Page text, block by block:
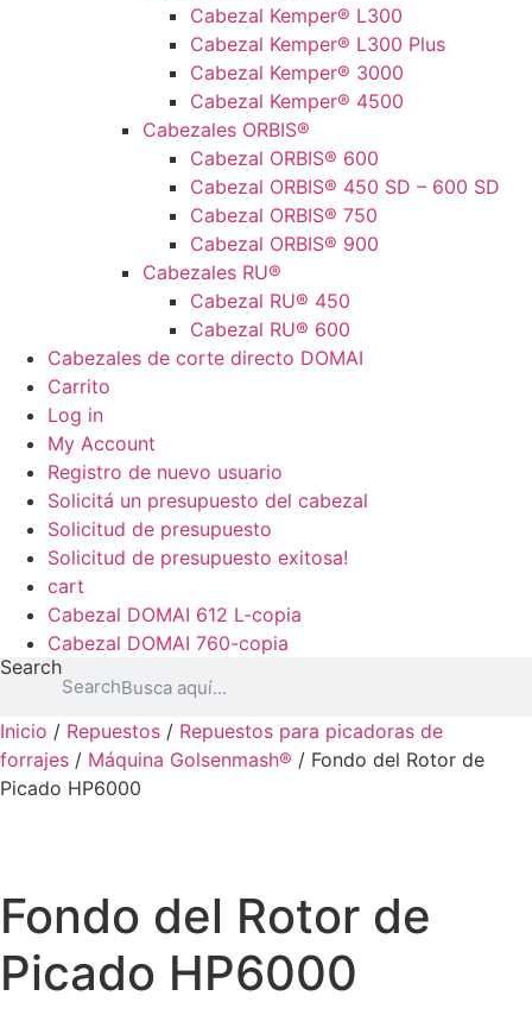
Cabezal Kemper® L300
Cabezal Kemper® L300 Plus
Cabezal Kemper® 3000
Cabezal Kemper® 4500
Cabezales ORBIS®
Cabezal ORBIS® 600
Cabezal ORBIS® 450 SD – 600 SD
Cabezal ORBIS® 750
Cabezal ORBIS® 900
Cabezales RU®
Cabezal RU® 450
Cabezal RU® 600
Cabezales de corte directo DOMAI
Carrito
Log in
My Account
Registro de nuevo usuario
Solicitá un presupuesto del cabezal
Solicitud de presupuesto
Solicitud de presupuesto exitosa!
cart
Cabezal DOMAI 612 L-copia
Cabezal DOMAI 760-copia
Search
Search
Inicio / Repuestos / Repuestos para picadoras de
forrajes / Máquina Golsenmash® / Fondo del Rotor de
Picado HP6000
Fondo del Rotor de
Picado HP6000